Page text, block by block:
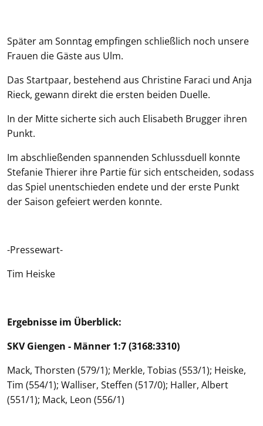
Später am Sonntag empfingen schließlich noch unsere
Frauen die Gäste aus Ulm.
Das Startpaar, bestehend aus Christine Faraci und Anja
Rieck, gewann direkt die ersten beiden Duelle.
In der Mitte sicherte sich auch Elisabeth Brugger ihren
Punkt.
Im abschließenden spannenden Schlussduell konnte
Stefanie Thierer ihre Partie für sich entscheiden, sodass
das Spiel unentschieden endete und der erste Punkt
der Saison gefeiert werden konnte.
-Pressewart-
Tim Heiske
Ergebnisse im Überblick:
SKV Giengen - Männer 1:7 (3168:3310)
Mack, Thorsten (579/1); Merkle, Tobias (553/1); Heiske,
Tim (554/1); Walliser, Steffen (517/0); Haller, Albert
(551/1); Mack, Leon (556/1)